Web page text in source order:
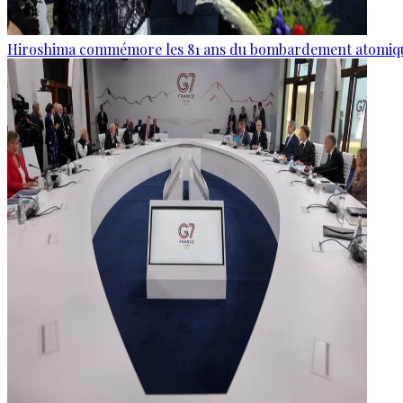
Hiroshima commémore les 81 ans du bombardement